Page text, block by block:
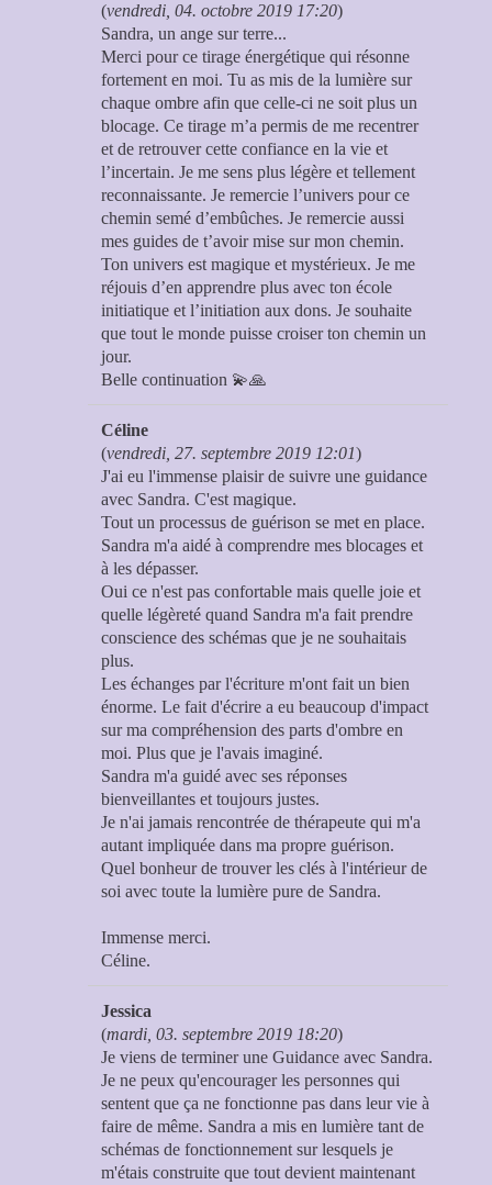
(vendredi, 04. octobre 2019 17:20)
Sandra, un ange sur terre...
Merci pour ce tirage énergétique qui résonne
fortement en moi. Tu as mis de la lumière sur
chaque ombre afin que celle-ci ne soit plus un
blocage. Ce tirage m’a permis de me recentrer
et de retrouver cette confiance en la vie et
l’incertain. Je me sens plus légère et tellement
reconnaissante. Je remercie l’univers pour ce
chemin semé d’embûches. Je remercie aussi
mes guides de t’avoir mise sur mon chemin.
Ton univers est magique et mystérieux. Je me
réjouis d’en apprendre plus avec ton école
initiatique et l’initiation aux dons. Je souhaite
que tout le monde puisse croiser ton chemin un
jour.
Belle continuation 💫🙏
Céline
(vendredi, 27. septembre 2019 12:01)
J'ai eu l'immense plaisir de suivre une guidance
avec Sandra. C'est magique.
Tout un processus de guérison se met en place.
Sandra m'a aidé à comprendre mes blocages et
à les dépasser.
Oui ce n'est pas confortable mais quelle joie et
quelle légèreté quand Sandra m'a fait prendre
conscience des schémas que je ne souhaitais
plus.
Les échanges par l'écriture m'ont fait un bien
énorme. Le fait d'écrire a eu beaucoup d'impact
sur ma compréhension des parts d'ombre en
moi. Plus que je l'avais imaginé.
Sandra m'a guidé avec ses réponses
bienveillantes et toujours justes.
Je n'ai jamais rencontrée de thérapeute qui m'a
autant impliquée dans ma propre guérison.
Quel bonheur de trouver les clés à l'intérieur de
soi avec toute la lumière pure de Sandra.
Immense merci.
Céline.
Jessica
(mardi, 03. septembre 2019 18:20)
Je viens de terminer une Guidance avec Sandra.
Je ne peux qu'encourager les personnes qui
sentent que ça ne fonctionne pas dans leur vie à
faire de même. Sandra a mis en lumière tant de
schémas de fonctionnement sur lesquels je
m'étais construite que tout devient maintenant